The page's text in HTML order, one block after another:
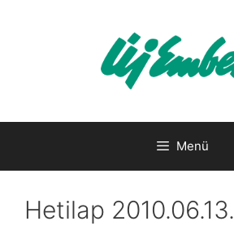
Menü
Hetilap 2010.06.13.